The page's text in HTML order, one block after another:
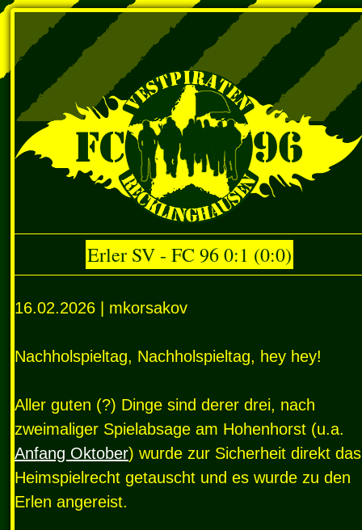
Erler SV - FC 96 0:1 (0:0)
16.02.2026 | mkorsakov
Nachholspieltag, Nachholspieltag, hey hey!
Aller guten (?) Dinge sind derer drei, nach
zweimaliger Spielabsage am Hohenhorst (u.a.
Anfang Oktober) wurde zur Sicherheit direkt das
Heimspielrecht getauscht und es wurde zu den
Erlen angereist.